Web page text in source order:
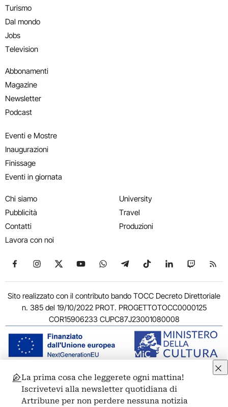
Turismo
Dal mondo
Jobs
Television
Abbonamenti
Magazine
Newsletter
Podcast
Eventi e Mostre
Inaugurazioni
Finissage
Eventi in giornata
Chi siamo
Pubblicità
Contatti
Lavora con noi
University
Travel
Produzioni
Seguici su Facebook
Seguici su Instagram
Seguici su X
Seguici su YouTube
Seguici su WhatsApp
Seguici su Telegram
Seguici su TikTok
Seguici su
Seguici
Sito realizzato con il contributo bando TOCC Decreto Direttoriale
n. 385 del 19/10/2022 PROT. PROGETTOTOCC0000125
COR15906233 CUPC87J23001080008
© 2011-2026 ARTRIBUNE srl – Corso Vittorio Emanuele II, 287 –
00186 Roma - P.I. 11381581005
Privacy: Responsabile della protezione dei dati personali
La prima cosa che leggerete ogni mattina!
Iscrivetevi alla newsletter quotidiana di
Artribune per non perdere nessuna notizia